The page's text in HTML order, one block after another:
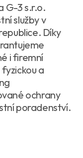
G-3 s.r.o.
služby v
Díky
i firemní
a
ochrany
poradenství.